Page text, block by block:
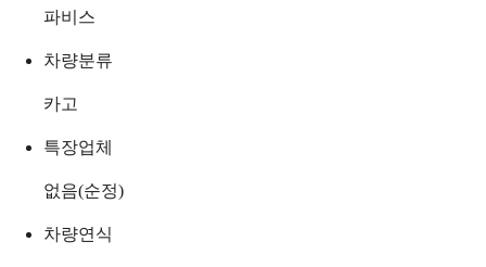
파비스
차량분류
카고
특장업체
없음(순정)
차량연식